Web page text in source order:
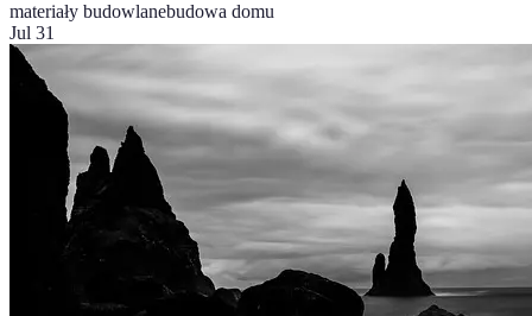
materiały budowlanebudowa domu
Jul 31